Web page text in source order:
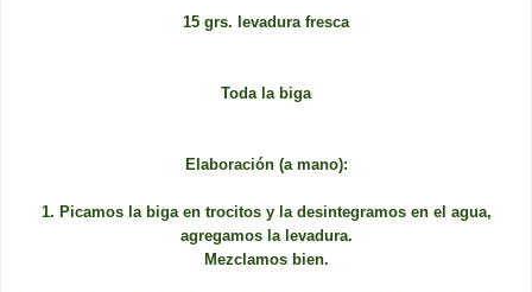
15 grs. levadura fresca
Toda la biga
Elaboración (a mano):
1. Picamos la biga en trocitos y la desintegramos en el agua,
agregamos la levadura.
Mezclamos bien.